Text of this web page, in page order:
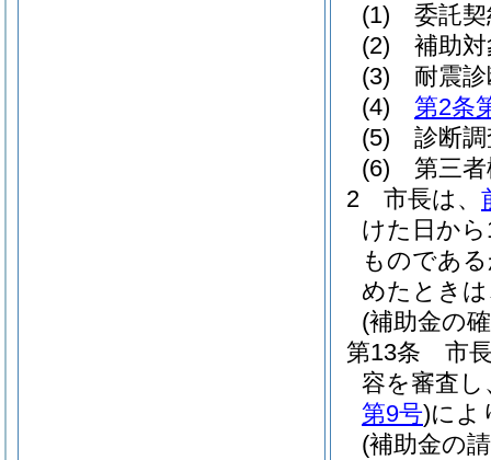
(1)
委託
(2)
補助
(3)
耐震
(4)
第2条
(5)
診断
(6)
第三
2
市長は、
けた日か
ものであ
めたとき
(補助金の
第13条
市
容を審査
第9号)によ
(補助金の